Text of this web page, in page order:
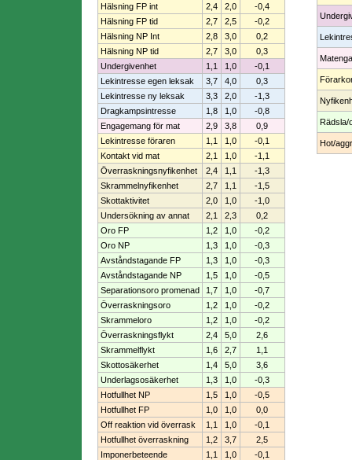
Hälsning FP int
2,4 2,0
-0,4
Hälsning FP tid
2,7 2,5
-0,2
Hälsning NP Int
2,8 3,0
0,2
Hälsning NP tid
2,7 3,0
0,3
Undergivenhet
1,1 1,0
-0,1
Lekintresse egen leksak
3,7 4,0
0,3
Lekintresse ny leksak
3,3 2,0
-1,3
Dragkampsintresse
1,8 1,0
-0,8
Engagemang för mat
2,9 3,8
0,9
Lekintresse föraren
1,1 1,0
-0,1
Kontakt vid mat
2,1 1,0
-1,1
Överraskningsnyfikenhet
2,4 1,1
-1,3
Skrammelnyfikenhet
2,7 1,1
-1,5
Skottaktivitet
2,0 1,0
-1,0
Undersökning av annat
2,1 2,3
0,2
Oro FP
1,2 1,0
-0,2
Oro NP
1,3 1,0
-0,3
Avståndstagande FP
1,3 1,0
-0,3
Avståndstagande NP
1,5 1,0
-0,5
Separationsoro promenad
1,7 1,0
-0,7
Överraskningsoro
1,2 1,0
-0,2
Skrammeloro
1,2 1,0
-0,2
Överraskningsflykt
2,4 5,0
2,6
Skrammelflykt
1,6 2,7
1,1
Skottosäkerhet
1,4 5,0
3,6
Underlagsosäkerhet
1,3 1,0
-0,3
Hotfullhet NP
1,5 1,0
-0,5
Hotfullhet FP
1,0 1,0
0,0
Off reaktion vid överrask
1,1 1,0
-0,1
Hotfullhet överraskning
1,2 3,7
2,5
Imponerbeteende
1,1 1,0 -0,1
Rädsla/
Hot/